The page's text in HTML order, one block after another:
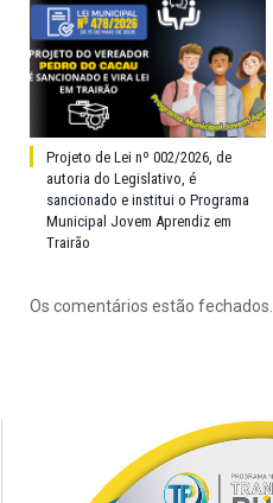
Projeto de Lei nº 002/2026, de
autoria do Legislativo, é
sancionado e institui o Programa
Municipal Jovem Aprendiz em
Trairão
Os comentários estão fechados.